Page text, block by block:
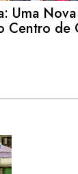
Uma
Centro de